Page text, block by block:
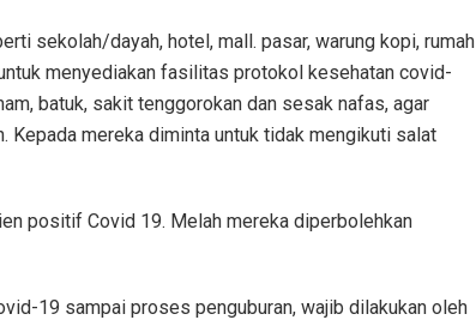
sekolah/dayah, hotel, mall. pasar, warung kopi, rumah
menyediakan fasilitas protokol kesehatan covid-
batuk, sakit tenggorokan dan sesak nafas, agar
Kepada mereka diminta untuk tidak mengikuti salat
positif Covid 19. Melah mereka diperbolehkan
19 sampai proses penguburan, wajib dilakukan oleh